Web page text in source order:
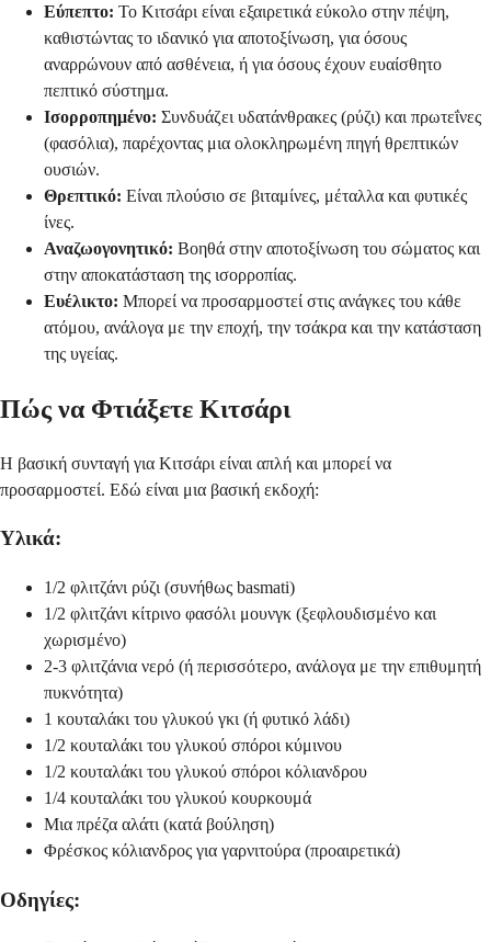
Εύπεπτο: Το Κιτσάρι είναι εξαιρετικά εύκολο στην πέψη,
καθιστώντας το ιδανικό για αποτοξίνωση, για όσους
αναρρώνουν από ασθένεια, ή για όσους έχουν ευαίσθητο
πεπτικό σύστημα.
Ισορροπημένο: Συνδυάζει υδατάνθρακες (ρύζι) και πρωτεΐνες
(φασόλια), παρέχοντας μια ολοκληρωμένη πηγή θρεπτικών
ουσιών.
Θρεπτικό: Είναι πλούσιο σε βιταμίνες, μέταλλα και φυτικές
ίνες.
Αναζωογονητικό: Βοηθά στην αποτοξίνωση του σώματος και
στην αποκατάσταση της ισορροπίας.
Ευέλικτο: Μπορεί να προσαρμοστεί στις ανάγκες του κάθε
ατόμου, ανάλογα με την εποχή, την τσάκρα και την κατάσταση
της υγείας.
Πώς να Φτιάξετε Κιτσάρι
Η βασική συνταγή για Κιτσάρι είναι απλή και μπορεί να
προσαρμοστεί. Εδώ είναι μια βασική εκδοχή:
Υλικά:
1/2 φλιτζάνι ρύζι (συνήθως basmati)
1/2 φλιτζάνι κίτρινο φασόλι μουνγκ (ξεφλουδισμένο και
χωρισμένο)
2-3 φλιτζάνια νερό (ή περισσότερο, ανάλογα με την επιθυμητή
πυκνότητα)
1 κουταλάκι του γλυκού γκι (ή φυτικό λάδι)
1/2 κουταλάκι του γλυκού σπόροι κύμινου
1/2 κουταλάκι του γλυκού σπόροι κόλιανδρου
1/4 κουταλάκι του γλυκού κουρκουμά
Μια πρέζα αλάτι (κατά βούληση)
Φρέσκος κόλιανδρος για γαρνιτούρα (προαιρετικά)
Οδηγίες: